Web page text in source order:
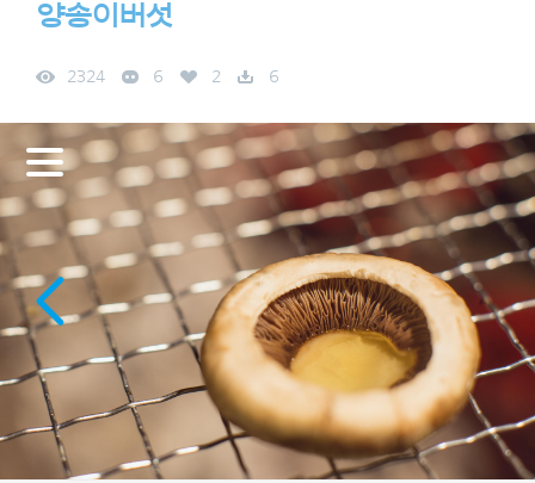
양송이버섯
2324 6 2 6